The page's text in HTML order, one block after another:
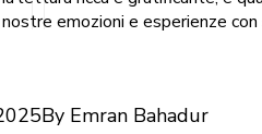
emozioni e esperienze
By Emran Bahadur